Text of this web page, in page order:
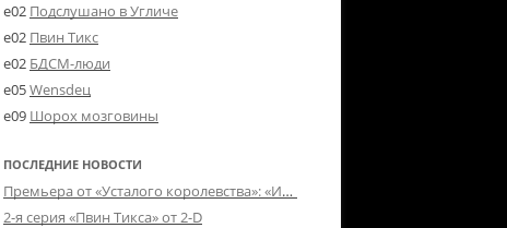
e02 Подслушано в Угличе
e02 Пвин Тикс
e02 БДСМ-люди
e05Wensdeц
e09 Шорох мозговины
ПОСЛЕДНИЕ НОВОСТИ
Премьера от «Усталого королевства»: «Игорь начал»
2-я серия «Пвин Тикса» от 2-D